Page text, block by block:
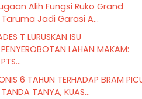
Alih Fungsi Ruko Grand
Taruma Jadi Garasi A...
T LURUSKAN ISU
PENYEROBOTAN LAHAN MAKAM:
PTS...
6 TAHUN TERHADAP BRAM
TANDA TANYA, KUAS...